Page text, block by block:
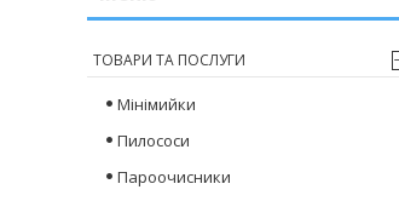
ТОВАРИ ТА ПОСЛУГИ
Мінімийки
Пилососи
Пароочисники